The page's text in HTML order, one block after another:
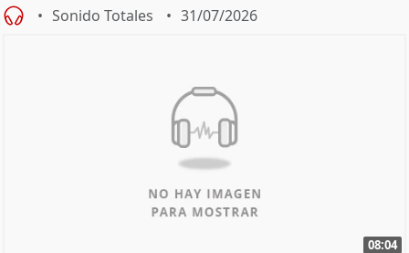
Sonido Totales 31/07/2026
08:04